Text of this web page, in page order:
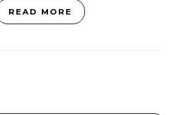
READ MORE